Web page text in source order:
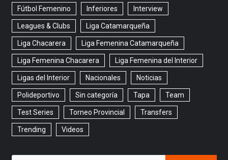
Fútbol Femenino Inferiores Interview
Leagues & Clubs Liga Catamarqueña
Liga Chacarera Liga Femenina Catamarqueña
Liga Femenina Chacarera Liga Femenina del Interior
Ligas del Interior Nacionales Noticias
Polideportivo Sin categoría Tapa Team
Test Series Torneo Provincial Transfers
Trending Videos